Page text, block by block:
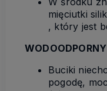
mięciutki
, który jest
Buciki
pogodę,